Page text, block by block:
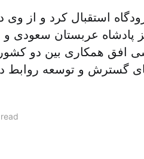
استقبال کرد و از وی
پادشاه عربستان
افق همکاری بین دو
read